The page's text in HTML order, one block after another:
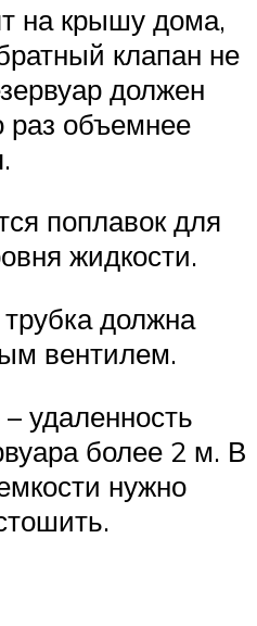
на крышу дома,
клапан не
должен
раз объемнее
поплавок для
жидкости.
должна
вентилем.
удаленность
более 2 м. В
нужно